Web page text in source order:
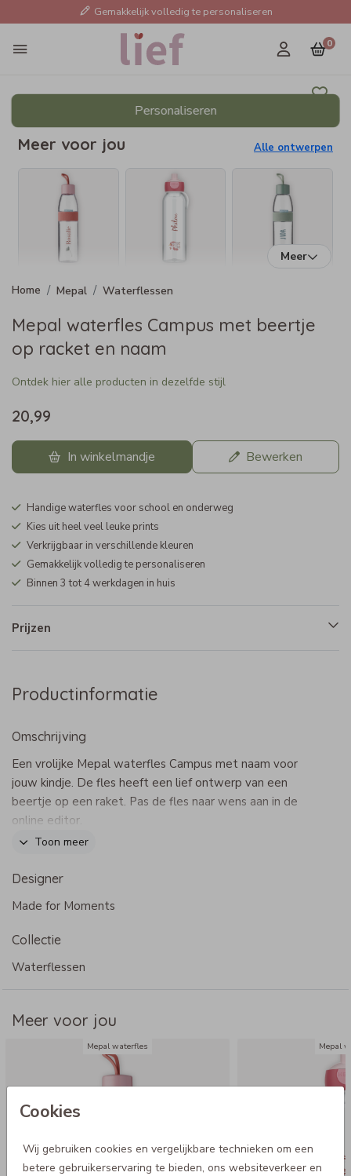
Gemakkelijk volledig te personaliseren
0
Cookies
Wij gebruiken cookies en vergelijkbare technieken om een
betere gebruikerservaring te bieden, ons websiteverkeer en
Personaliseren
Meer voor jou Alle ontwerpen
Meer
Mepal Waterflessen
Mepal waterfles Campus met beertje
op racket en naam
Ontdek hier alle producten in dezelfde stijl
20,99
In winkelmandje Bewerken
Handige waterfles voor school en onderweg
Kies uit heel veel leuke prints
Verkrijgbaar in verschillende kleuren
Gemakkelijk volledig te personaliseren
Binnen 3 tot 4 werkdagen in huis
Prijzen
Productinformatie
Omschrijving
Een vrolijke Mepal waterfles Campus met naam voor
jouw kindje. De fles heeft een lief ontwerp van een
beertje op een raket. Pas de fles naar wens aan in de
online editor.
Dit product maakt onderdeel uit van
Specificaties Mepal waterfles Campus
- Merk: Mepal
- BPA-vrij
- Met één druk op de knop komt de drinktuit omhoog
- Bij voorkeur met de hand afwassen of in de vaatwasser
op max. 60 graden
Toon meer
Designer
Made for Moments
Collectie
Waterflessen
Meer voor jou
Mepal waterfles Mepal